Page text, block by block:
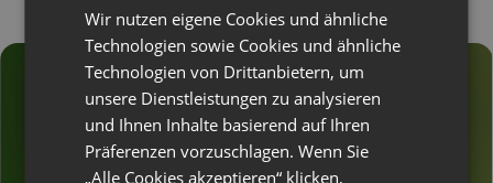
Schließen Sie sich
GERMAN
POLISH
RUSSIAN
SPANISH
Wir nutzen eigene Cookies und ähnliche
Technologien sowie Cookies und ähnliche
Technologien von Drittanbietern, um
unsere Dienstleistungen zu analysieren
und Ihnen Inhalte basierend auf Ihren
Präferenzen vorzuschlagen. Wenn Sie
„Alle Cookies akzeptieren“ klicken,